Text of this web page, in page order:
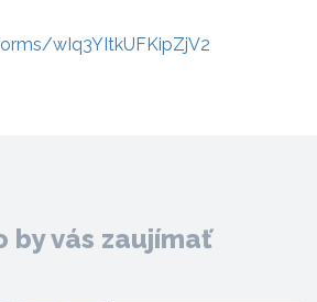
wIq3YItkUFKipZjV2
by vás zaujímať